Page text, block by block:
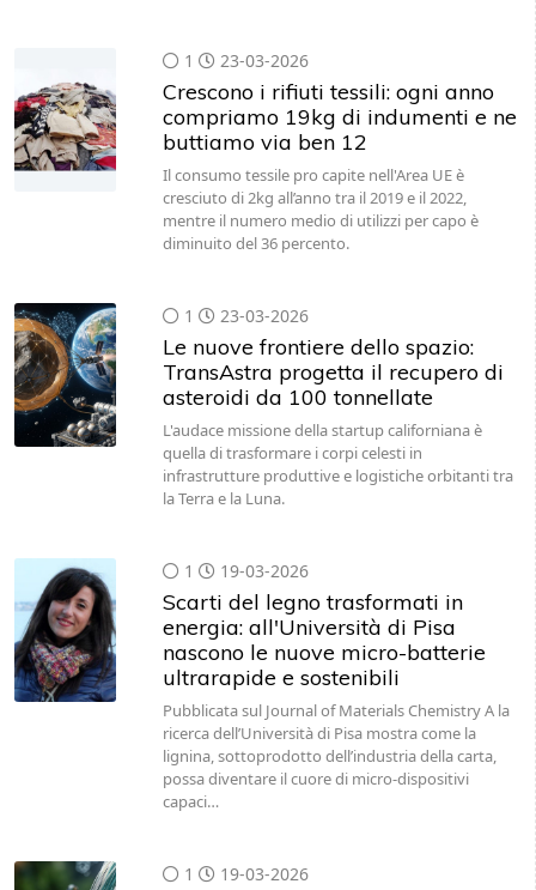
1 23-03-2026
Crescono i rifiuti tessili: ogni anno
compriamo 19kg di indumenti e ne
buttiamo via ben 12
Il consumo tessile pro capite nell'Area UE è
cresciuto di 2kg all’anno tra il 2019 e il 2022,
mentre il numero medio di utilizzi per capo è
diminuito del 36 percento.
1 23-03-2026
Le nuove frontiere dello spazio:
TransAstra progetta il recupero di
asteroidi da 100 tonnellate
L'audace missione della startup californiana è
quella di trasformare i corpi celesti in
infrastrutture produttive e logistiche orbitanti tra
la Terra e la Luna.
1 19-03-2026
Scarti del legno trasformati in
energia: all'Università di Pisa
nascono le nuove micro-batterie
ultrarapide e sostenibili
Pubblicata sul Journal of Materials Chemistry A la
ricerca dell’Università di Pisa mostra come la
lignina, sottoprodotto dell’industria della carta,
possa diventare il cuore di micro-dispositivi
capaci…
1 19-03-2026